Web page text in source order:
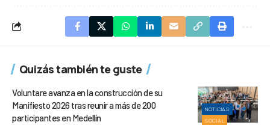
Quizás también te guste
NOTICIAS
SOCIAL
Voluntare avanza en la construcción de su
Manifiesto 2026 tras reunir a más de 200
participantes en Medellín